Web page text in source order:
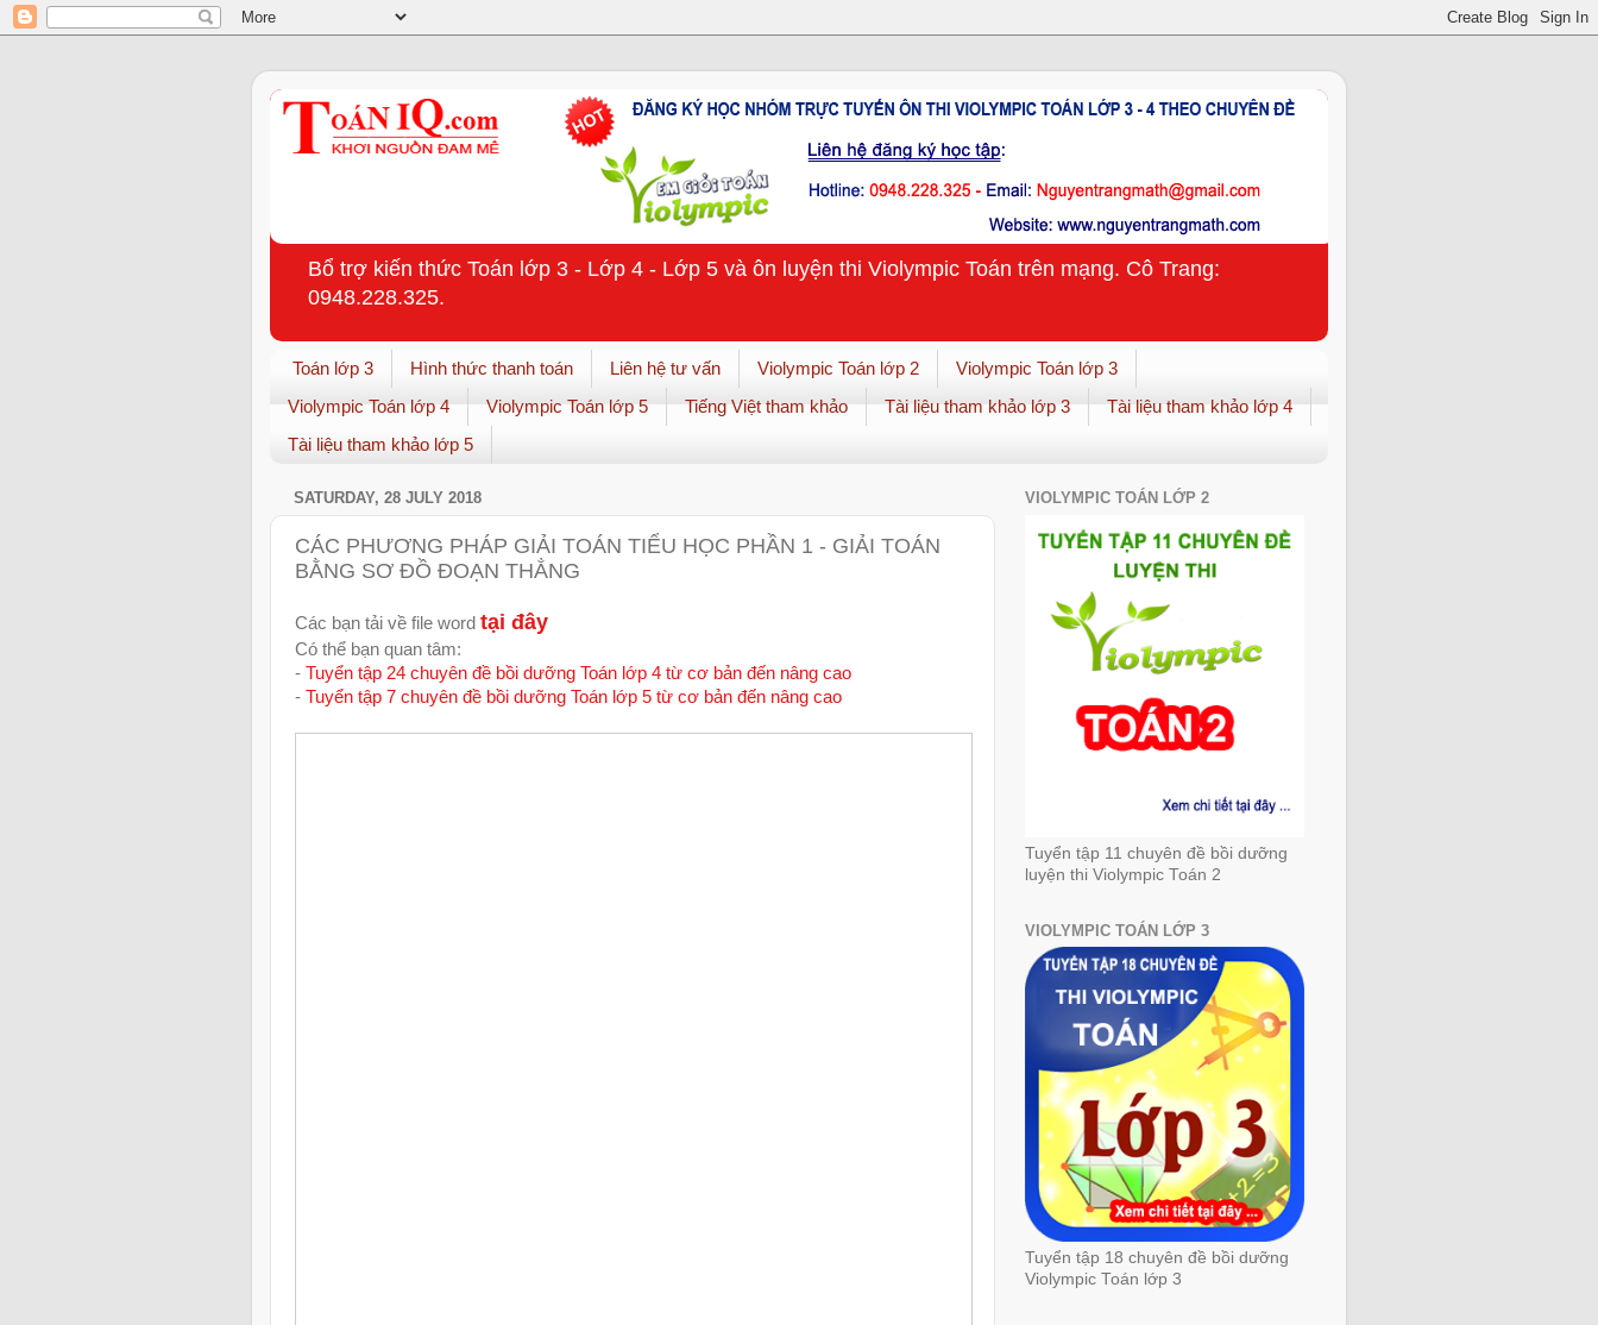
Bổ trợ kiến thức Toán lớp 3 - Lớp 4 - Lớp 5 và ôn luyện thi Violympic Toán trên mạng. Cô Trang:
0948.228.325.
Toán lớp 3 Hình thức thanh toán Liên hệ tư vấn Violympic Toán lớp 2
Violympic Toán lớp 3
Violympic Toán lớp 4
Violympic Toán lớp 5 Tiếng Việt tham khảo Tài liệu tham khảo lớp 3
Tài liệu tham khảo lớp 4
Tài liệu tham khảo lớp 5
SATURDAY, 28 JULY 2018
CÁC PHƯƠNG PHÁP GIẢI TOÁN TIỂU HỌC PHẦN 1 - GIẢI TOÁN
BẰNG SƠ ĐỒ ĐOẠN THẲNG
Các bạn tải về file word tại đây
Có thể bạn quan tâm:
- Tuyển tập 24 chuyên đề bồi dưỡng Toán lớp 4 từ cơ bản đến nâng cao
- Tuyển tập 7 chuyên đề bồi dưỡng Toán lớp 5 từ cơ bản đến nâng cao
VIOLYMPIC TOÁN LỚP 2
Tuyển tập 11 chuyên đề bồi dưỡng
luyện thi Violympic Toán 2
VIOLYMPIC TOÁN LỚP 3
Tuyển tập 18 chuyên đề bồi dưỡng
Violympic Toán lớp 3